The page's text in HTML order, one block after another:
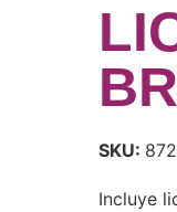
SKU:
Incluye